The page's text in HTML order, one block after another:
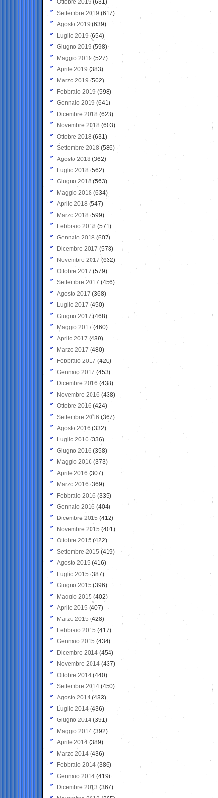
Ottobre 2019 (631)
Settembre 2019 (617)
Agosto 2019 (639)
Luglio 2019 (654)
Giugno 2019 (598)
Maggio 2019 (527)
Aprile 2019 (383)
Marzo 2019 (562)
Febbraio 2019 (598)
Gennaio 2019 (641)
Dicembre 2018 (623)
Novembre 2018 (603)
Ottobre 2018 (631)
Settembre 2018 (586)
Agosto 2018 (362)
Luglio 2018 (562)
Giugno 2018 (563)
Maggio 2018 (634)
Aprile 2018 (547)
Marzo 2018 (599)
Febbraio 2018 (571)
Gennaio 2018 (607)
Dicembre 2017 (578)
Novembre 2017 (632)
Ottobre 2017 (579)
Settembre 2017 (456)
Agosto 2017 (368)
Luglio 2017 (450)
Giugno 2017 (468)
Maggio 2017 (460)
Aprile 2017 (439)
Marzo 2017 (480)
Febbraio 2017 (420)
Gennaio 2017 (453)
Dicembre 2016 (438)
Novembre 2016 (438)
Ottobre 2016 (424)
Settembre 2016 (367)
Agosto 2016 (332)
Luglio 2016 (336)
Giugno 2016 (358)
Maggio 2016 (373)
Aprile 2016 (307)
Marzo 2016 (369)
Febbraio 2016 (335)
Gennaio 2016 (404)
Dicembre 2015 (412)
Novembre 2015 (401)
Ottobre 2015 (422)
Settembre 2015 (419)
Agosto 2015 (416)
Luglio 2015 (387)
Giugno 2015 (396)
Maggio 2015 (402)
Aprile 2015 (407)
Marzo 2015 (428)
Febbraio 2015 (417)
Gennaio 2015 (434)
Dicembre 2014 (454)
Novembre 2014 (437)
Ottobre 2014 (440)
Settembre 2014 (450)
Agosto 2014 (433)
Luglio 2014 (436)
Giugno 2014 (391)
Maggio 2014 (392)
Aprile 2014 (389)
Marzo 2014 (436)
Febbraio 2014 (386)
Gennaio 2014 (419)
Dicembre 2013 (367)